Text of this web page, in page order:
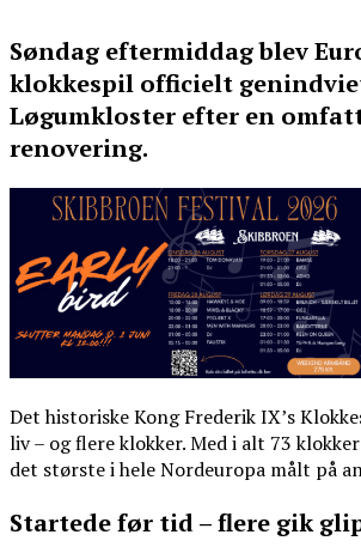
Søndag eftermiddag blev
klokkespil officielt
Løgumkloster efter en
renovering.
Det historiske Kong Frederik IX’s
liv – og flere klokker. Med i alt 73
det største i hele Nordeuropa målt på
Startede før tid – flere gik